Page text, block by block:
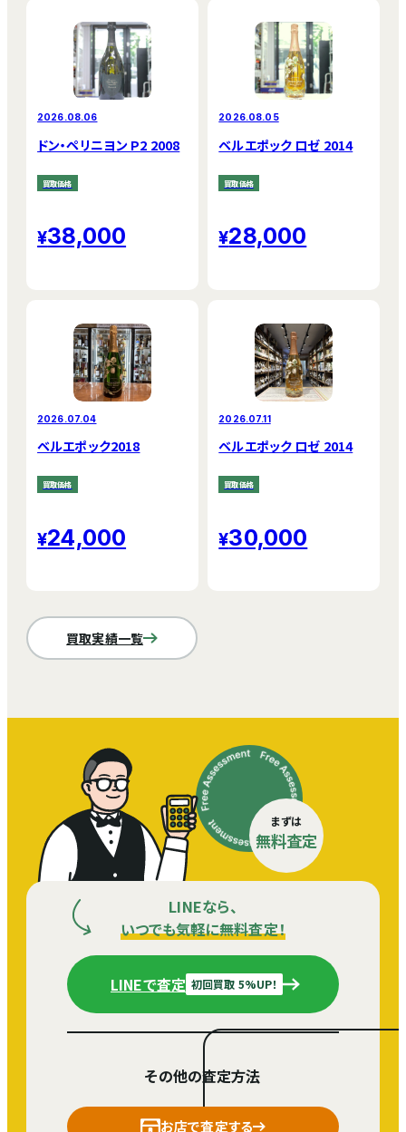
2026.08.06
ドン・ペリニヨン P2 2008
買取価格
38,000
2026.08.05
ベルエポック ロゼ 2014
買取価格
28,000
2026.07.04
ベルエポック2018
買取価格
24,000
2026.07.11
ベルエポック ロゼ 2014
買取価格
30,000
買取実績一覧
まずは
無料査定
LINEなら、
いつでも気軽に無料査定！
LINEで査定 初回買取 5%UP！
その他の査定方法
お店で査定する